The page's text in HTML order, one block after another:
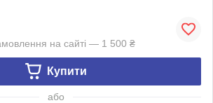
на сайті — 1 500 ₴
Купити
або